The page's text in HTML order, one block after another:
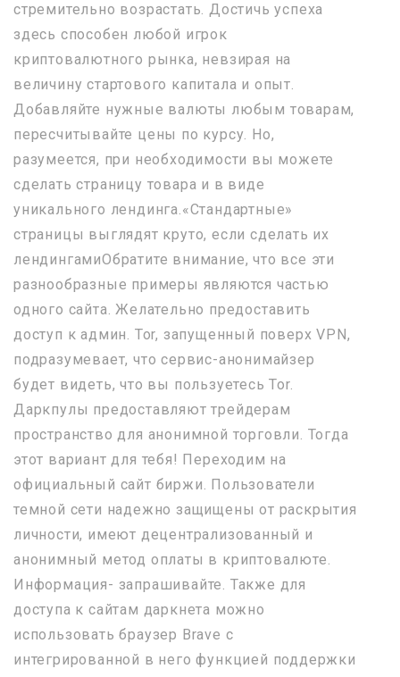
стремительно возрастать. Достичь успеха
здесь способен любой игрок
криптовалютного рынка, невзирая на
величину стартового капитала и опыт.
Добавляйте нужные валюты любым товарам,
пересчитывайте цены по курсу. Но,
разумеется, при необходимости вы можете
сделать страницу товара и в виде
уникального лендинга.«Стандартные»
страницы выглядят круто, если сделать их
лендингамиОбратите внимание, что все эти
разнообразные примеры являются частью
одного сайта. Желательно предоставить
доступ к админ. Tor, запущенный поверх VPN,
подразумевает, что сервис-анонимайзер
будет видеть, что вы пользуетесь Tor.
Даркпулы предоставляют трейдерам
пространство для анонимной торговли. Тогда
этот вариант для тебя! Переходим на
официальный сайт биржи. Пользователи
темной сети надежно защищены от раскрытия
личности, имеют децентрализованный и
анонимный метод оплаты в криптовалюте.
Информация- запрашивайте. Также для
доступа к сайтам даркнета можно
использовать браузер Brave с
интегрированной в него функцией поддержки